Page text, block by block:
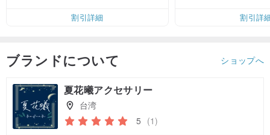
割引詳細
割引詳
ブランドについて ショップへ
夏花曦アクセサリー
台湾
5 (1)